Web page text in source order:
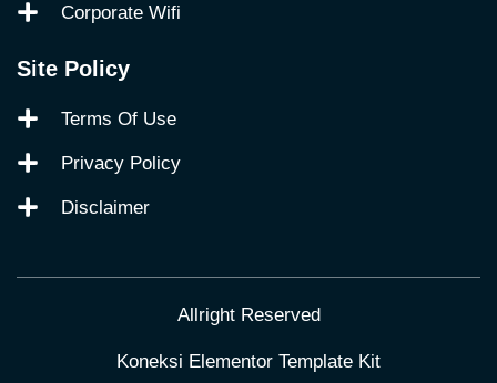
Corporate Wifi
Site Policy
Terms Of Use
Privacy Policy
Disclaimer
Allright Reserved
Koneksi Elementor Template Kit